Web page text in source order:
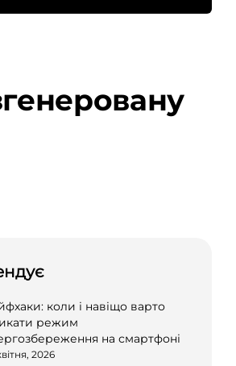
коли і навіщо варто
режим
на смартфоні
2026